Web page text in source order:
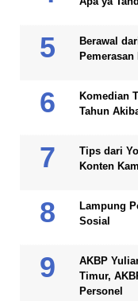
Berawal
Komedian
Tahun
Tips dari
Konten
Lampung
Sosial
AKBP
Timur,
Personel